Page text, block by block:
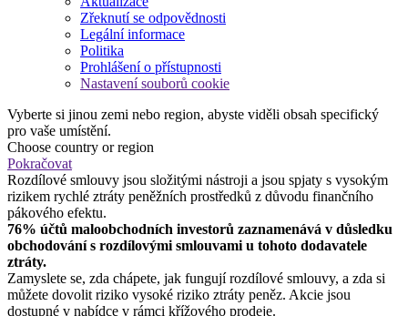
Zřeknutí se odpovědnosti
Legální informace
Politika
Prohlášení o přístupnosti
Nastavení souborů cookie
Vyberte si jinou zemi nebo region, abyste viděli obsah specifický
pro vaše umístění.
Choose country or region
Pokračovat
Rozdílové smlouvy jsou složitými nástroji a jsou spjaty s vysokým
rizikem rychlé ztráty peněžních prostředků z důvodu finančního
pákového efektu.
76% účtů maloobchodních investorů zaznamenává v důsledku
obchodování s rozdílovými smlouvami u tohoto dodavatele
ztráty.
Zamyslete se, zda chápete, jak fungují rozdílové smlouvy, a zda si
můžete dovolit riziko vysoké riziko ztráty peněz. Akcie jsou
dostupné v nabídce v rámci křížového prodeje.